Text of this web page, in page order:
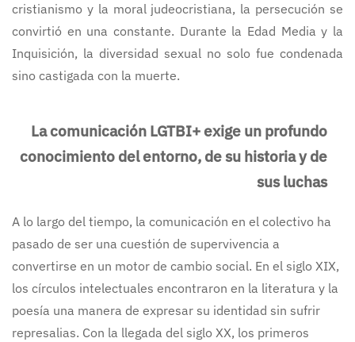
cristianismo y la moral judeocristiana, la persecución se
convirtió en una constante. Durante la Edad Media y la
Inquisición, la diversidad sexual no solo fue condenada
sino castigada con la muerte.
La comunicación LGTBI+ exige un profundo
conocimiento del entorno, de su historia y de
sus luchas
A lo largo del tiempo, la comunicación en el colectivo ha
pasado de ser una cuestión de supervivencia a
convertirse en un motor de cambio social. En el siglo XIX,
los círculos intelectuales encontraron en la literatura y la
poesía una manera de expresar su identidad sin sufrir
represalias. Con la llegada del siglo XX, los primeros